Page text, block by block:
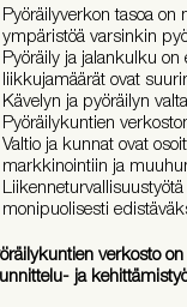
Pyöräilyverkon tasoa
ympäristöä varsinkin
Pyöräily ja jalankulku
liikkujamäärät ovat
Kävelyn ja pyöräilyn
Pyöräilykuntien
Valtio ja kunnat ovat
markkinointiin ja
monipuolisesti
verkosto
ja